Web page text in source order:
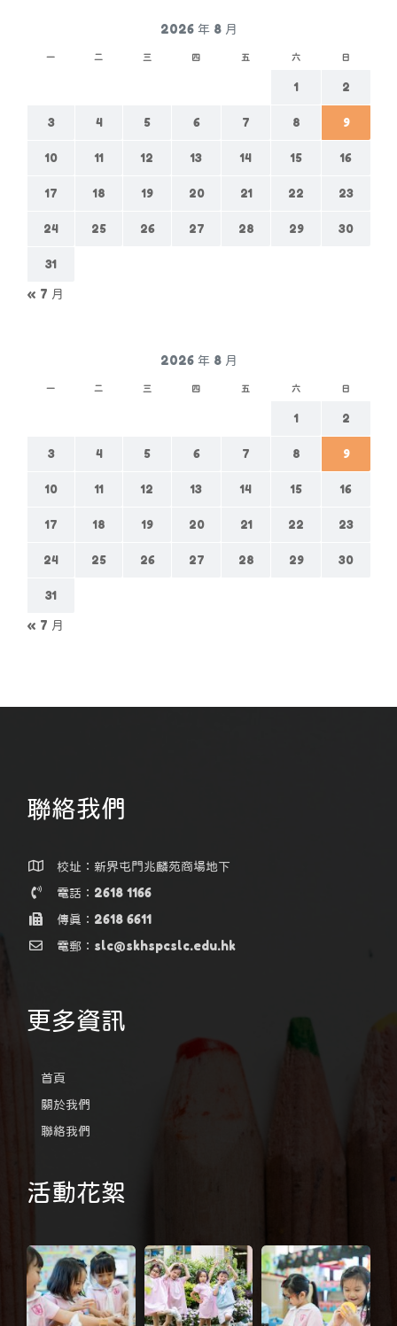
2026 年 8 月
一 二 三 四 五 六 日
1 2
3 4 5 6 7 8 9
10 11 12 13 14 15 16
17 18 19 20 21 22 23
24 25 26 27 28 29 30
31
« 7 月
2026 年 8 月
一 二 三 四 五 六 日
1 2
3 4 5 6 7 8 9
10 11 12 13 14 15 16
17 18 19 20 21 22 23
24 25 26 27 28 29 30
31
« 7 月
聯絡我們
校址：新界屯門兆麟苑商場地下
電話：2618 1166
傳真：2618 6611
電郵：slc@skhspcslc.edu.hk
更多資訊
首頁
關於我們
聯絡我們
活動花絮